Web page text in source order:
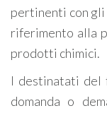
pertinenti con
riferimento alla
prodotti chimici.
I destinatati del
domanda o